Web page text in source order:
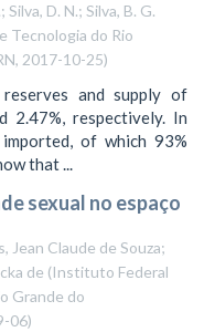
Silva, D. N.; Silva, B. G.
Tecnologia do Rio
, 2017-10-25)
and supply of
2.47%, respectively. In
of which 93%
that ...
sexual no espaço
Jean Claude de Souza;
de (Instituto Federal
Grande do
06)